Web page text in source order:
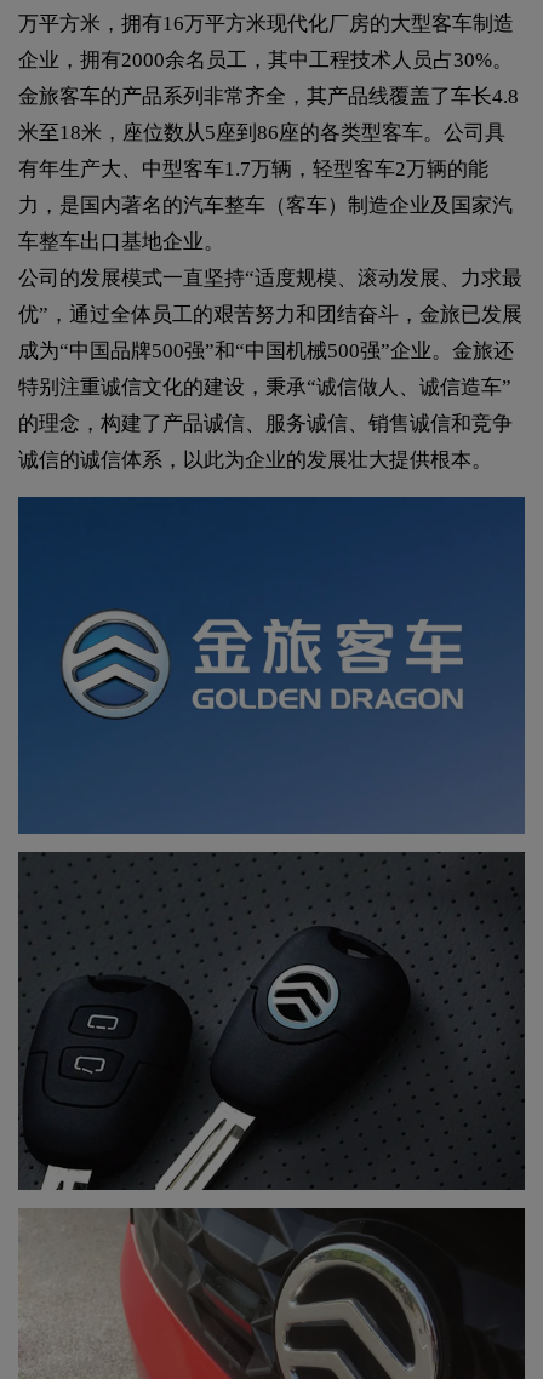
万平方米，拥有16万平方米现代化厂房的大型客车制造
企业，拥有2000余名员工，其中工程技术人员占30%。
金旅客车的产品系列非常齐全，其产品线覆盖了车长4.8
米至18米，座位数从5座到86座的各类型客车。公司具
有年生产大、中型客车1.7万辆，轻型客车2万辆的能
力，是国内著名的汽车整车（客车）制造企业及国家汽
车整车出口基地企业。
公司的发展模式一直坚持“适度规模、滚动发展、力求最
优”，通过全体员工的艰苦努力和团结奋斗，金旅已发展
成为“中国品牌500强”和“中国机械500强”企业。金旅还
特别注重诚信文化的建设，秉承“诚信做人、诚信造车”
的理念，构建了产品诚信、服务诚信、销售诚信和竞争
诚信的诚信体系，以此为企业的发展壮大提供根本。